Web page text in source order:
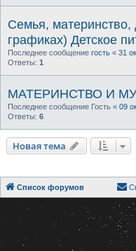
Семья, материнство,
графиках) Детское
Последнее сообщение гость « 31
Ответы: 1
МАТЕРИНСТВО И
Последнее сообщение Гость « 09
Ответы: 6
Новая тема
Список форумов